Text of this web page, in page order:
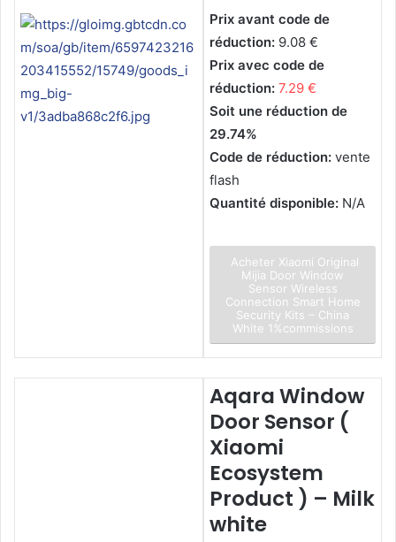
Prix avant code de
réduction: 9.08 €
Prix avec code de
réduction: 7.29 €
Soit une réduction de
29.74%
Code de réduction: vente
flash
Quantité disponible: N/A
Acheter Xiaomi Original
Mijia Door Window
Sensor Wireless
Connection Smart Home
Security Kits – China
White 1%commissions
Aqara Window
Door Sensor (
Xiaomi
Ecosystem
Product ) – Milk
white